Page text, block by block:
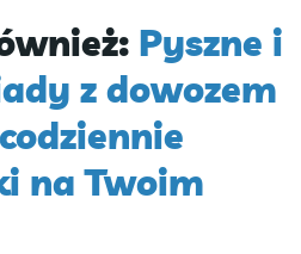
Pyszne i
z dowozem
na Twoim